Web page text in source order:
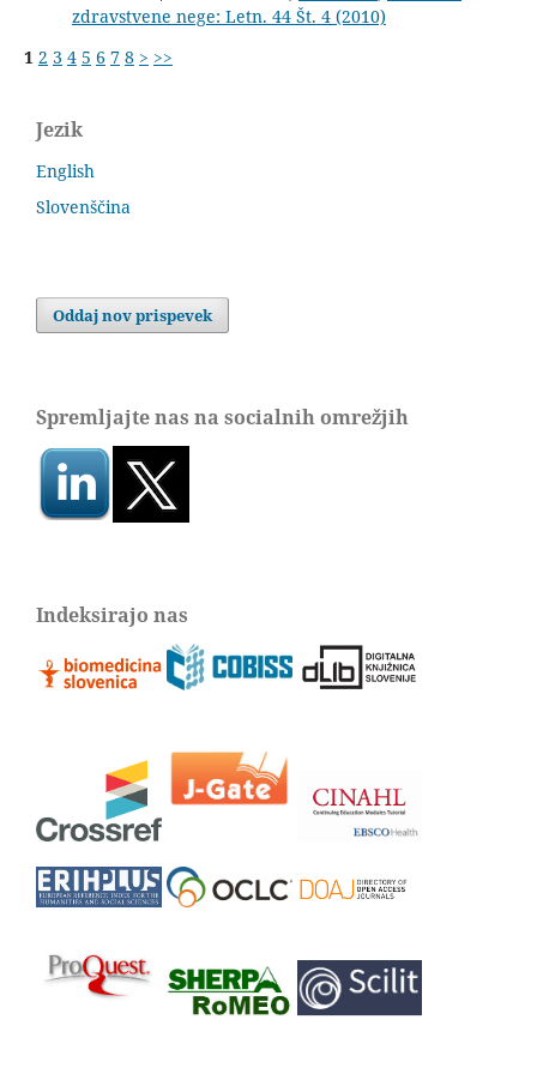
zdravstvene nege: Letn. 44 Št. 4 (2010)
1 2 3 4 5 6 7 8 > >>
Jezik
English
Slovenščina
Oddaj nov prispevek
Spremljajte nas na socialnih omrežjih
Indeksirajo nas